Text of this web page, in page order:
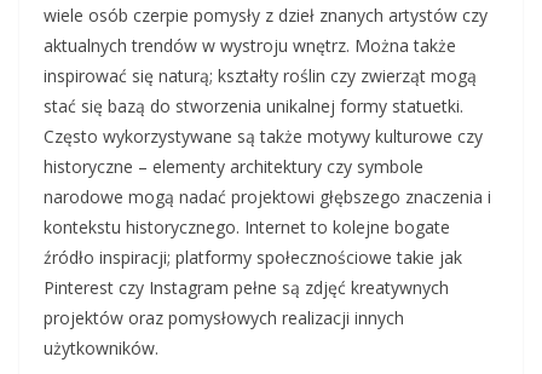
wiele osób czerpie pomysły z dzieł znanych artystów czy
aktualnych trendów w wystroju wnętrz. Można także
inspirować się naturą; kształty roślin czy zwierząt mogą
stać się bazą do stworzenia unikalnej formy statuetki.
Często wykorzystywane są także motywy kulturowe czy
historyczne – elementy architektury czy symbole
narodowe mogą nadać projektowi głębszego znaczenia i
kontekstu historycznego. Internet to kolejne bogate
źródło inspiracji; platformy społecznościowe takie jak
Pinterest czy Instagram pełne są zdjęć kreatywnych
projektów oraz pomysłowych realizacji innych
użytkowników.